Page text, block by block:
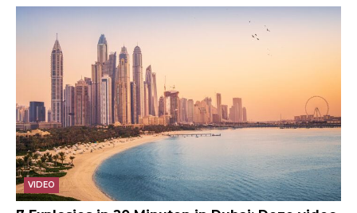
VIDEO